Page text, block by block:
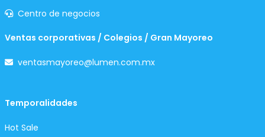
Centro de negocios
Ventas corporativas / Colegios / Gran Mayoreo
ventasmayoreo@lumen.com.mx
Temporalidades
Hot Sale